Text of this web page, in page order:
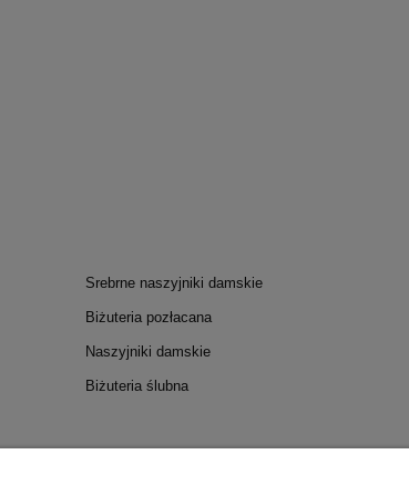
Srebrne naszyjniki damskie
Biżuteria pozłacana
Naszyjniki damskie
Biżuteria ślubna